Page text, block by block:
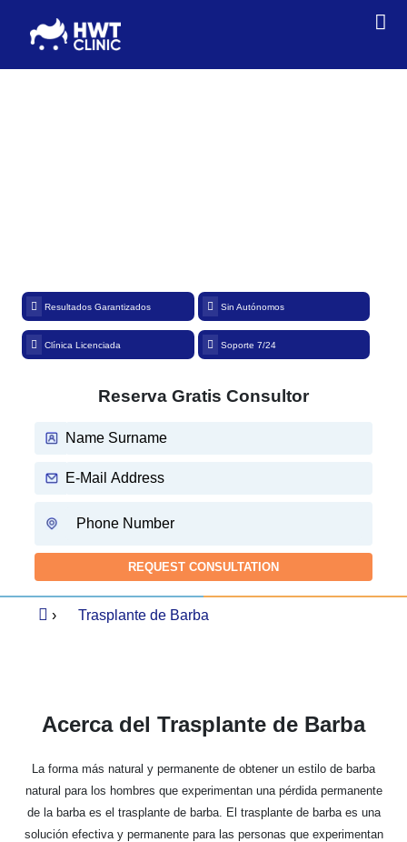
Resultados Garantizados Sin Autónomos
Clínica Licenciada Soporte 7/24
Reserva Gratis Consultor
› Trasplante de Barba
Acerca del Trasplante de Barba
La forma más natural y permanente de obtener un estilo de barba
natural para los hombres que experimentan una pérdida permanente
de la barba es el trasplante de barba. El trasplante de barba es una
solución efectiva y permanente para las personas que experimentan